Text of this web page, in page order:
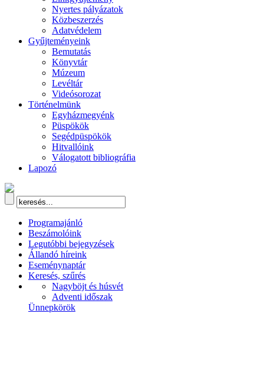
Nyertes pályázatok
Közbeszerzés
Adatvédelem
Gyűjteményeink
Bemutatás
Könyvtár
Múzeum
Levéltár
Videósorozat
Történelmünk
Egyházmegyénk
Püspökök
Segédpüspökök
Hitvallóink
Válogatott bibliográfia
Lapozó
Programajánló
Beszámolóink
Legutóbbi bejegyzések
Állandó híreink
Eseménynaptár
Keresés, szűrés
Nagyböjt és húsvét
Adventi időszak
Ünnepkörök